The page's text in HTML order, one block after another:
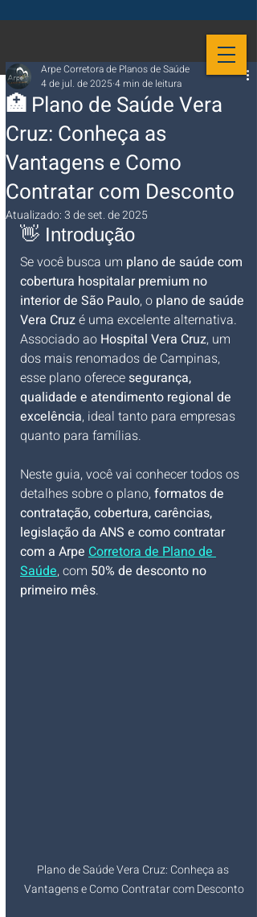
🏥 Plano de Saúde Vera
Cruz: Conheça as
Vantagens e Como
Contratar com Desconto
Arpe Corretora de Planos de Saúde
4 de jul. de 2025 4 min de leitura
Atualizado:3 de set. de 2025
👋 Introdução
Se você busca um plano de saúde com
cobertura hospitalar premium no
interior de São Paulo, o plano de saúde
Vera Cruz é uma excelente alternativa.
Associado ao Hospital Vera Cruz, um
dos mais renomados de Campinas,
esse plano oferece segurança,
qualidade e atendimento regional de
excelência, ideal tanto para empresas
quanto para famílias.
Neste guia, você vai conhecer todos os
detalhes sobre o plano, formatos de
contratação, cobertura, carências,
legislação da ANS e como contratar
com a Arpe Corretora de Plano de
Saúde, com 50% de desconto no
primeiro mês.
Plano de Saúde Vera Cruz: Conheça as
Vantagens e Como Contratar com Desconto